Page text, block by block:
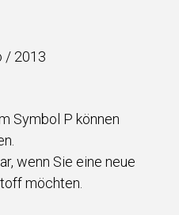
/ 2013
Symbol P können
wenn Sie eine neue
möchten.